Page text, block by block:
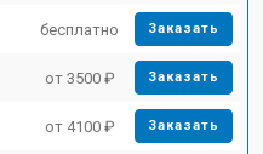
бесплатно Заказать
от 3500 ₽ Заказать
от 4100 ₽ Заказать